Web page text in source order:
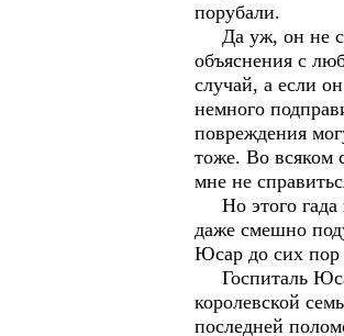
порубали.
Да уж, он не
объяснения с
случай, а если
немного
повреждения
тоже. Во всяком
мне не
Но этого гада
даже смешно
Юсар до сих пор
Госпиталь
королевской
последней